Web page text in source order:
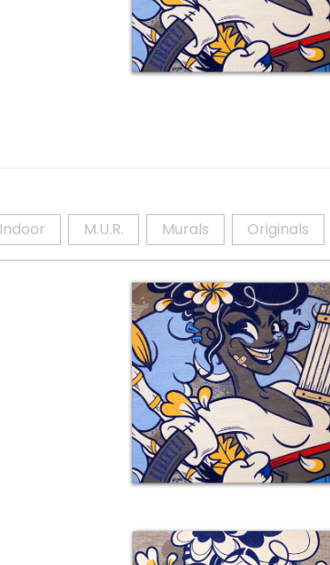
Indoor M.U.R. Murals Originals
Détail 8 – Mon Liberté